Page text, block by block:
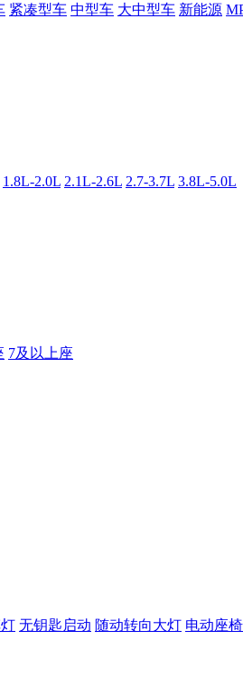
紧凑型车 中型车 大中型车 新能源
1.8L-2.0L 2.1L-2.6L 2.7-3.7L 3.8L-5.0L
7及以上座
无钥匙启动 随动转向大灯 电动座椅